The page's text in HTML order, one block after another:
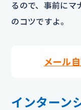
るので、事前にマ
のコツですよ。
メール
インターン